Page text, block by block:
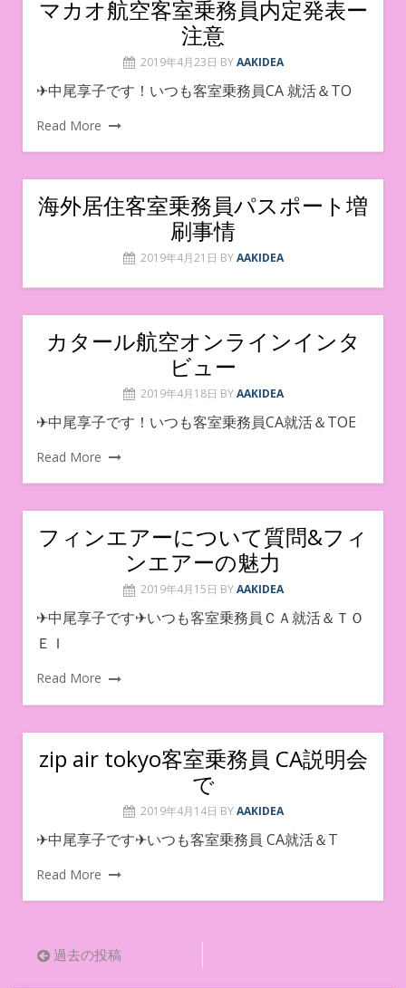
マカオ航空客室乗務員内定発表ー
注意
2019年4月23日 BY AAKIDEA
✈︎中尾享子です！いつも客室乗務員CA 就活＆TO
Read More
海外居住客室乗務員パスポート増
刷事情
2019年4月21日 BY AAKIDEA
カタール航空オンラインインタ
ビュー
2019年4月18日 BY AAKIDEA
✈︎中尾享子です！いつも客室乗務員CA就活＆TOE
Read More
フィンエアーについて質問&フィ
ンエアーの魅力
2019年4月15日 BY AAKIDEA
✈中尾享子です✈いつも客室乗務員ＣＡ就活＆ＴＯ
ＥＩ
Read More
zip air tokyo客室乗務員 CA説明会
で
2019年4月14日 BY AAKIDEA
✈︎中尾享子です✈︎いつも客室乗務員 CA就活＆T
Read More
投過去の投稿